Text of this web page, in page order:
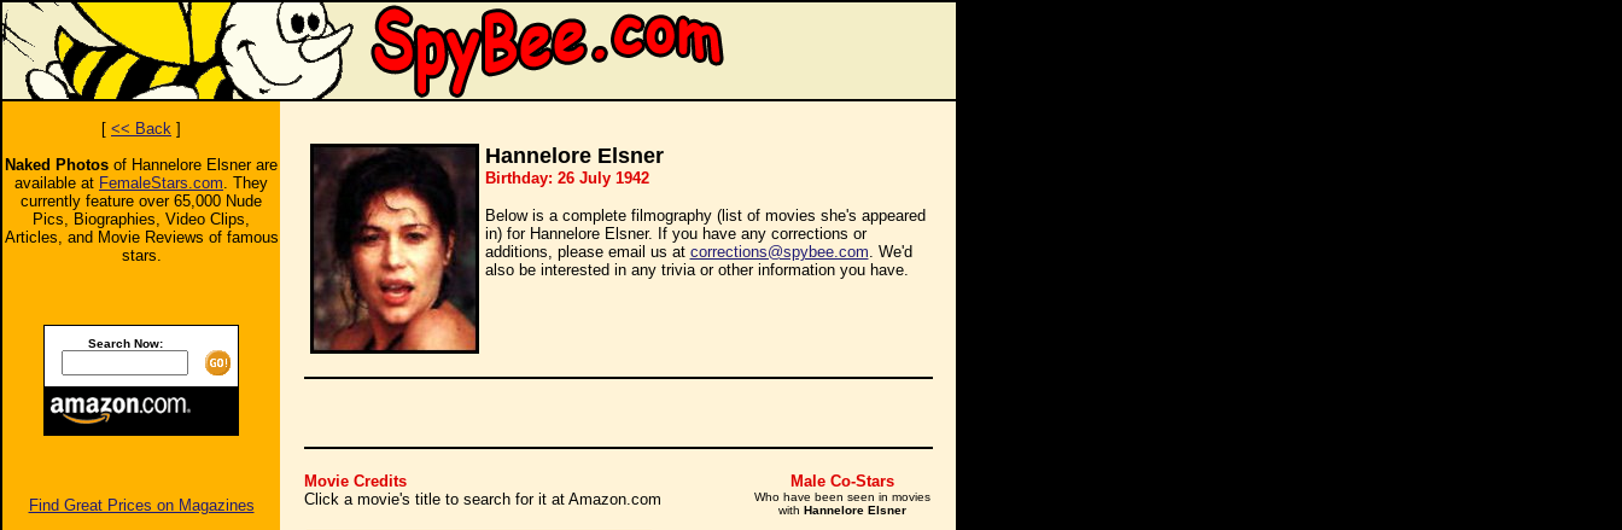
[ << Back ]
Naked Photos of Hannelore Elsner are
available at FemaleStars.com. They
currently feature over 65,000 Nude
Pics, Biographies, Video Clips,
Articles, and Movie Reviews of famous
stars.
Search Now:
Find Great Prices on Magazines
Hannelore Elsner
Birthday: 26 July 1942
Below is a complete filmography (list of movies she's appeared
in) for Hannelore Elsner. If you have any corrections or
additions, please email us at corrections@spybee.com. We'd
also be interested in any trivia or other information you have.
Movie Credits
Click a movie's title to search for it at Amazon.com
Male Co-Stars
Who have been seen in movies
with Hannelore Elsner